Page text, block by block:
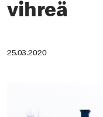
vihreä
25.03.2020